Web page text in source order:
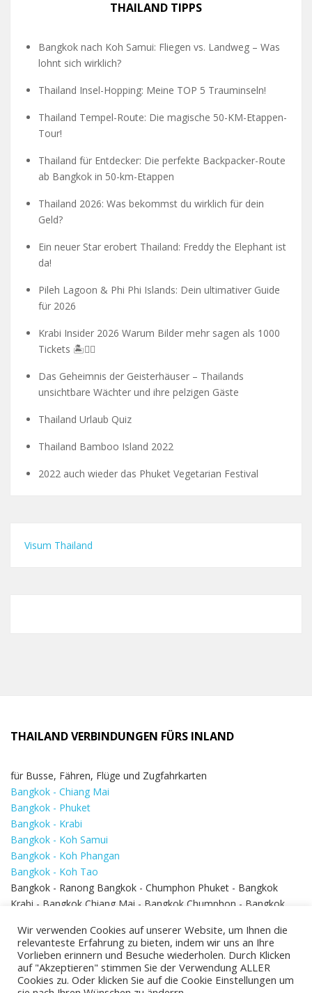
THAILAND TIPPS
Bangkok nach Koh Samui: Fliegen vs. Landweg – Was
lohnt sich wirklich?
Thailand Insel-Hopping: Meine TOP 5 Trauminseln!
Thailand Tempel-Route: Die magische 50-KM-Etappen-
Tour!
Thailand für Entdecker: Die perfekte Backpacker-Route
ab Bangkok in 50-km-Etappen
Thailand 2026: Was bekommst du wirklich für dein
Geld?
Ein neuer Star erobert Thailand: Freddy the Elephant ist
da!
Pileh Lagoon & Phi Phi Islands: Dein ultimativer Guide
für 2026
Krabi Insider 2026 Warum Bilder mehr sagen als 1000
Tickets 🏝️🧗‍♂️
Das Geheimnis der Geisterhäuser – Thailands
unsichtbare Wächter und ihre pelzigen Gäste
Thailand Urlaub Quiz
Thailand Bamboo Island 2022
2022 auch wieder das Phuket Vegetarian Festival
Visum Thailand
THAILAND VERBINDUNGEN FÜRS INLAND
für Busse, Fähren, Flüge und Zugfahrkarten
Bangkok - Chiang Mai
Bangkok - Phuket
Bangkok - Krabi
Bangkok - Koh Samui
Bangkok - Koh Phangan
Bangkok - Koh Tao
Bangkok - Ranong Bangkok - Chumphon Phuket - Bangkok
Krabi - Bangkok Chiang Mai - Bangkok Chumphon - Bangkok
Bangkok - Hua Hin
Wir verwenden Cookies auf unserer Website, um Ihnen die
relevanteste Erfahrung zu bieten, indem wir uns an Ihre
Vorlieben erinnern und Besuche wiederholen. Durch Klicken
auf "Akzeptieren" stimmen Sie der Verwendung ALLER
Cookies zu. Oder klicken Sie auf die Cookie Einstellungen um